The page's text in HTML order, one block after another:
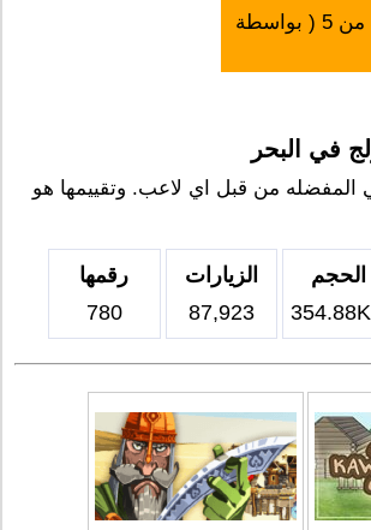
من5 ( بواسطة
في البحر
المفضله من قبل اي لاعب. وتقييمها هو
الحجم
الزيارات
87,923
رقمها
780